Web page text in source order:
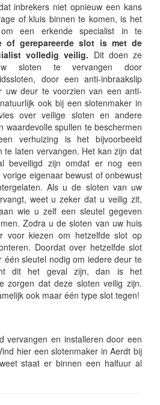
inbrekers niet opnieuw een kans
of kluis binnen te komen, is het
een erkende specialist in te
of gerepareerde slot is met de
volledig veilig. Dit doen ze
sloten te vervangen door
door een anti-inbraakslip
uw deur te voorzien van een anti-
ook bij een slotenmaker in
over veilige sloten en andere
waardevolle spullen te beschermen
verhuizing is het bijvoorbeeld
te laten vervangen. Het kan zijn dat
beveiligd zijn omdat er nog een
eigenaar bewust of onbewust
Als u de sloten van uw
weet u zeker dat u veilig zit,
wie u zelf een sleutel gegeven
Zodra u de sloten van uw huis
voor kiezen om hetzelfde slot op
Doordat over hetzelfde slot
één sleutel nodig om iedere deur te
dit het geval zijn, dan is het
zorgen dat deze sloten veilig zijn.
ook maar één type slot tegen!
vervangen en installeren door een
hier een slotenmaker in Aerdt bij
staat er binnen een halfuur al